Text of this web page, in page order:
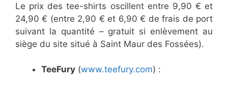
Le prix des tee-shirts oscillent entre 9,90 € et
24,90 € (entre 2,90 € et 6,90 € de frais de port
suivant la quantité – gratuit si enlèvement au
siège du site situé à Saint Maur des Fossées).
TeeFury (www.teefury.com) :